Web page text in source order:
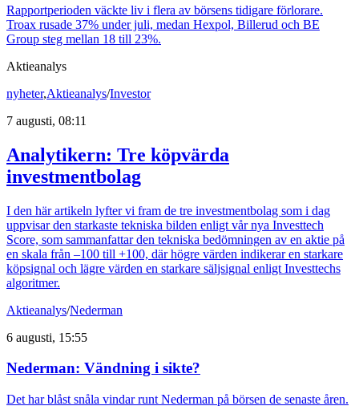
Rapportperioden väckte liv i flera av börsens tidigare förlorare.
Troax rusade 37% under juli, medan Hexpol, Billerud och BE
Group steg mellan 18 till 23%.
Aktieanalys
nyheter,Aktieanalys/Investor
7 augusti, 08:11
Analytikern: Tre köpvärda
investmentbolag
I den här artikeln lyfter vi fram de tre investmentbolag som i dag
uppvisar den starkaste tekniska bilden enligt vår nya Investtech
Score, som sammanfattar den tekniska bedömningen av en aktie på
en skala från –100 till +100, där högre värden indikerar en starkare
köpsignal och lägre värden en starkare säljsignal enligt Investtechs
algoritmer.
Aktieanalys/Nederman
6 augusti, 15:55
Nederman: Vändning i sikte?
Det har blåst snåla vindar runt Nederman på börsen de senaste åren.